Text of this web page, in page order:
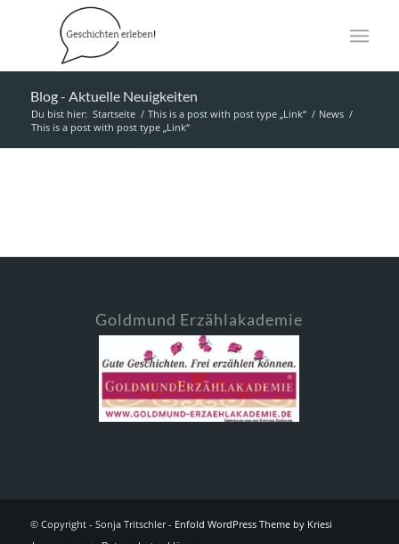
Blog - Aktuelle Neuigkeiten
Du bist hier: Startseite / This is a post with post type „Link“ / News /
This is a post with post type „Link“
Goldmund Erzählakademie
© Copyright - Sonja Tritschler - Enfold WordPress Theme by Kriesi